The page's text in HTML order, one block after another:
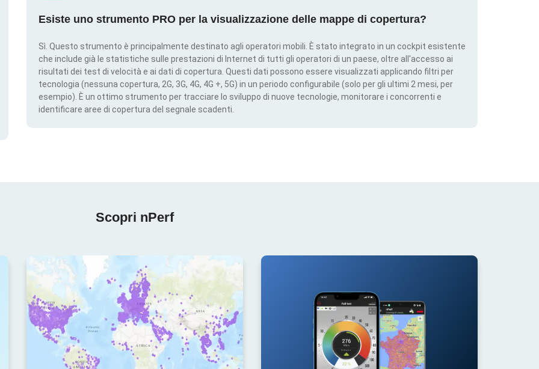
Esiste uno strumento PRO per la visualizzazione delle mappe di copertura?
Sì. Questo strumento è principalmente destinato agli operatori mobili. È stato integrato in un cockpit esistente
che include già le statistiche sulle prestazioni di Internet di tutti gli operatori di un paese, oltre all'accesso ai
risultati dei test di velocità e ai dati di copertura. Questi dati possono essere visualizzati applicando filtri per
tecnologia (nessuna copertura, 2G, 3G, 4G, 4G +, 5G) in un periodo configurabile (solo per gli ultimi 2 mesi, per
esempio). È un ottimo strumento per tracciare lo sviluppo di nuove tecnologie, monitorare i concorrenti e
identificare aree di copertura del segnale scadenti.
Scopri nPerf